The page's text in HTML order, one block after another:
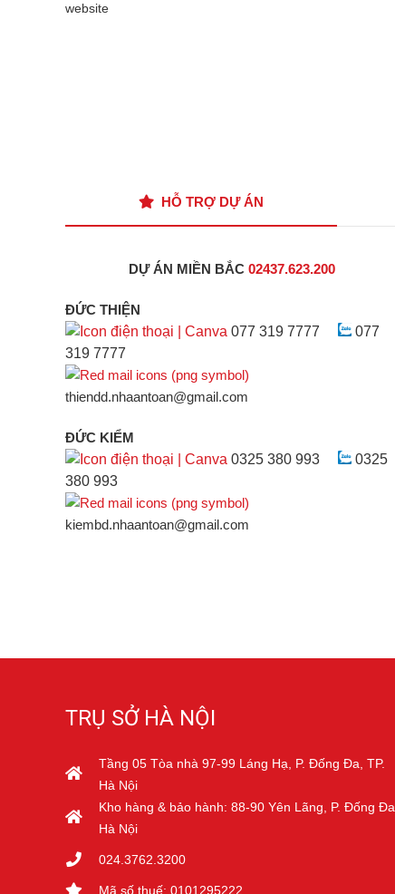
website
HỖ TRỢ DỰ ÁN
DỰ ÁN MIỀN BẮC 02437.623.200
ĐỨC THIỆN
077 319 7777
077
319 7777
thiendd.nhaantoan@gmail.com
ĐỨC KIỂM
0325 380 993
0325
380 993
kiembd.nhaantoan@gmail.com
TRỤ SỞ HÀ NỘI
Tầng 05 Tòa nhà 97-99 Láng Hạ, P. Đống Đa, TP.
Hà Nội
Kho hàng & bảo hành: 88-90 Yên Lãng, P. Đống Đa,
Hà Nội
024.3762.3200
Mã số thuế: 0101295222